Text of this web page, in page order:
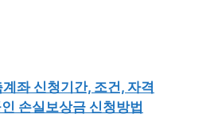
좌 신청기간, 조건, 자격
손실보상금 신청방법